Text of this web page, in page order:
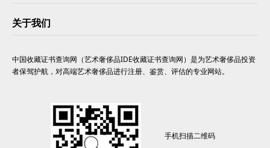
关于我们
中国收藏证书查询网（艺术奢侈品IDE收藏证书查询网）是为艺术奢侈品投资
者保驾护航，对高端艺术奢侈品进行注册、鉴赏、评估的专业网站。
手机扫描二维码